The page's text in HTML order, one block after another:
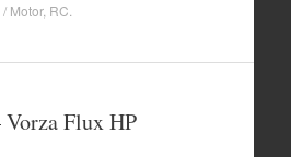
Motor, RC
Flux HP